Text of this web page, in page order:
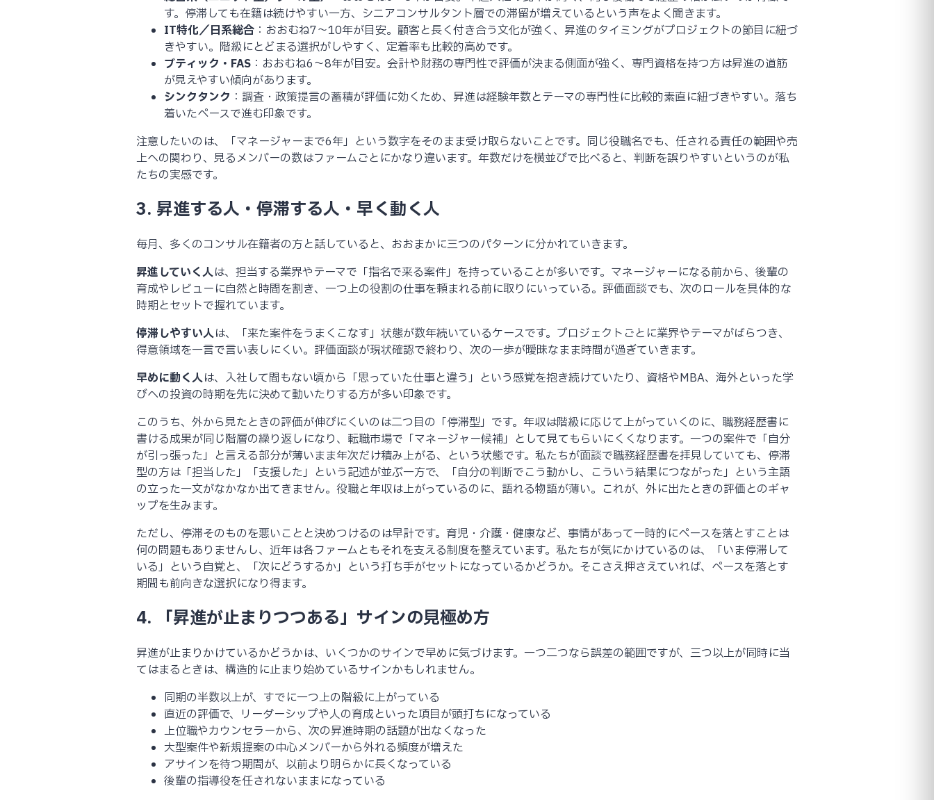
す。停滞しても在籍は続けやすい一方、シニアコンサルタント層での滞留が増えているという声をよく聞きます。
IT特化／日系総合 ：おおむね7〜10年が目安。顧客と長く付き合う文化が強く、昇進のタイミングがプロジェクトの節目に紐づ
きやすい。階級にとどまる選択がしやすく、定着率も比較的高めです。
ブティック・FAS ：おおむね6〜8年が目安。会計や財務の専門性で評価が決まる側面が強く、専門資格を持つ方は昇進の道筋
が見えやすい傾向があります。
シンクタンク ：調査・政策提言の蓄積が評価に効くため、昇進は経験年数とテーマの専門性に比較的素直に紐づきやすい。落ち
着いたペースで進む印象です。
注意したいのは、「マネージャーまで6年」という数字をそのまま受け取らないことです。同じ役職名でも、任される責任の範囲や売
上への関わり、見るメンバーの数はファームごとにかなり違います。年数だけを横並びで比べると、判断を誤りやすいというのが私
たちの実感です。
3. 昇進する人・停滞する人・早く動く人
毎月、多くのコンサル在籍者の方と話していると、おおまかに三つのパターンに分かれていきます。
昇進していく人は、担当する業界やテーマで「指名で来る案件」を持っていることが多いです。マネージャーになる前から、後輩の
育成やレビューに自然と時間を割き、一つ上の役割の仕事を頼まれる前に取りにいっている。評価面談でも、次のロールを具体的な
時期とセットで握れています。
停滞しやすい人は、「来た案件をうまくこなす」状態が数年続いているケースです。プロジェクトごとに業界やテーマがばらつき、
得意領域を一言で言い表しにくい。評価面談が現状確認で終わり、次の一歩が曖昧なまま時間が過ぎていきます。
早めに動く人は、入社して間もない頃から「思っていた仕事と違う」という感覚を抱き続けていたり、資格やMBA、海外といった学
びへの投資の時期を先に決めて動いたりする方が多い印象です。
このうち、外から見たときの評価が伸びにくいのは二つ目の「停滞型」です。年収は階級に応じて上がっていくのに、職務経歴書に
書ける成果が同じ階層の繰り返しになり、転職市場で「マネージャー候補」として見てもらいにくくなります。一つの案件で「自分
が引っ張った」と言える部分が薄いまま年次だけ積み上がる、という状態です。私たちが面談で職務経歴書を拝見していても、停滞
型の方は「担当した」「支援した」という記述が並ぶ一方で、「自分の判断でこう動かし、こういう結果につながった」という主語
の立った一文がなかなか出てきません。役職と年収は上がっているのに、語れる物語が薄い。これが、外に出たときの評価とのギャ
ップを生みます。
ただし、停滞そのものを悪いことと決めつけるのは早計です。育児・介護・健康など、事情があって一時的にペースを落とすことは
何の問題もありませんし、近年は各ファームともそれを支える制度を整えています。私たちが気にかけているのは、「いま停滞して
いる」という自覚と、「次にどうするか」という打ち手がセットになっているかどうか。そこさえ押さえていれば、ペースを落とす
期間も前向きな選択になり得ます。
4. 「昇進が止まりつつある」サインの見極め方
昇進が止まりかけているかどうかは、いくつかのサインで早めに気づけます。一つ二つなら誤差の範囲ですが、三つ以上が同時に当
てはまるときは、構造的に止まり始めているサインかもしれません。
同期の半数以上が、すでに一つ上の階級に上がっている
直近の評価で、リーダーシップや人の育成といった項目が頭打ちになっている
上位職やカウンセラーから、次の昇進時期の話題が出なくなった
大型案件や新規提案の中心メンバーから外れる頻度が増えた
アサインを待つ期間が、以前より明らかに長くなっている
後輩の指導役を任されないままになっている